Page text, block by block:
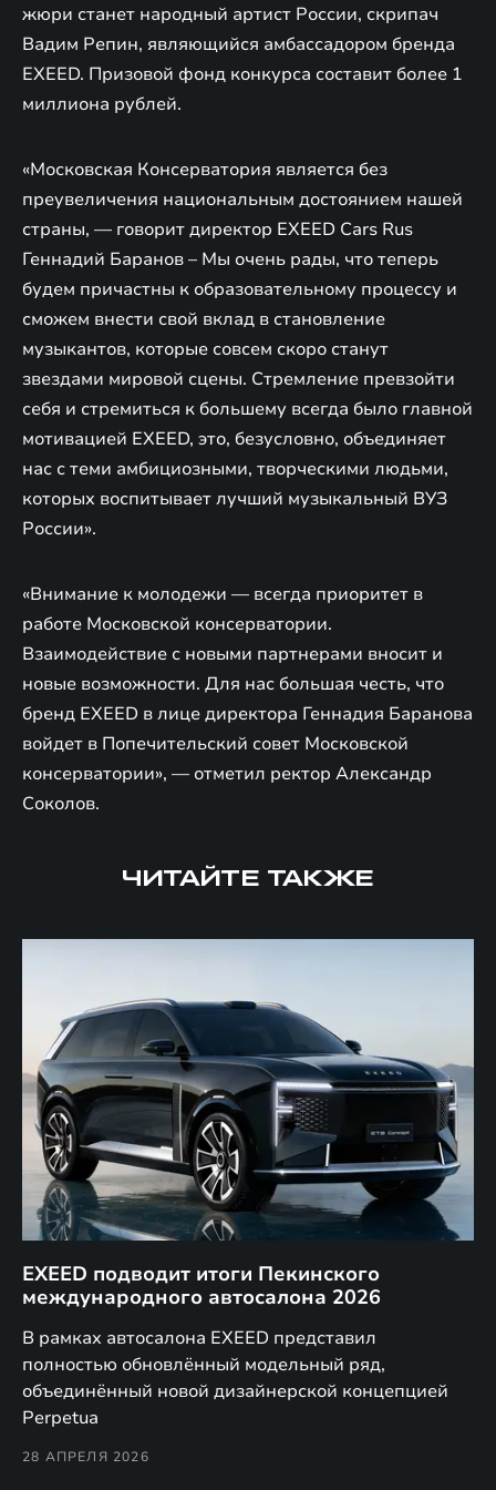
жюри станет народный артист России, скрипач
Вадим Репин, являющийся амбассадором бренда
EXEED. Призовой фонд конкурса составит более 1
миллиона рублей.
«Московская Консерватория является без
преувеличения национальным достоянием нашей
страны, — говорит директор EXEED Cars Rus
Геннадий Баранов – Мы очень рады, что теперь
будем причастны к образовательному процессу и
сможем внести свой вклад в становление
музыкантов, которые совсем скоро станут
звездами мировой сцены. Стремление превзойти
себя и стремиться к большему всегда было главной
мотивацией EXEED, это, безусловно, объединяет
нас с теми амбициозными, творческими людьми,
которых воспитывает лучший музыкальный ВУЗ
России».
«Внимание к молодежи — всегда приоритет в
работе Московской консерватории.
Взаимодействие с новыми партнерами вносит и
новые возможности. Для нас большая честь, что
бренд EXEED в лице директора Геннадия Баранова
войдет в Попечительский совет Московской
консерватории», — отметил ректор Александр
Соколов.
ЧИТАЙТЕ ТАКЖЕ
EXEED подводит итоги Пекинского
международного автосалона 2026
В рамках автосалона EXEED представил
полностью обновлённый модельный ряд,
объединённый новой дизайнерской концепцией
Perpetua
28 АПРЕЛЯ 2026